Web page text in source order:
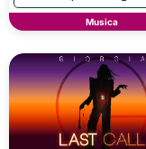
Musica